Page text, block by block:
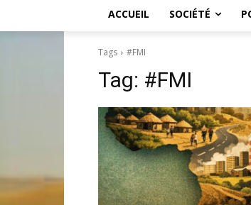
ACCUEIL SOCIÉTÉ
Tags #FMI
Tag: #FMI